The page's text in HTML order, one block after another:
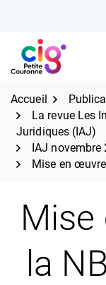
contenu
CIG Petite
Accueil
La revue Les
Juridiques (IAJ)
IAJ novembre
Mise en
la